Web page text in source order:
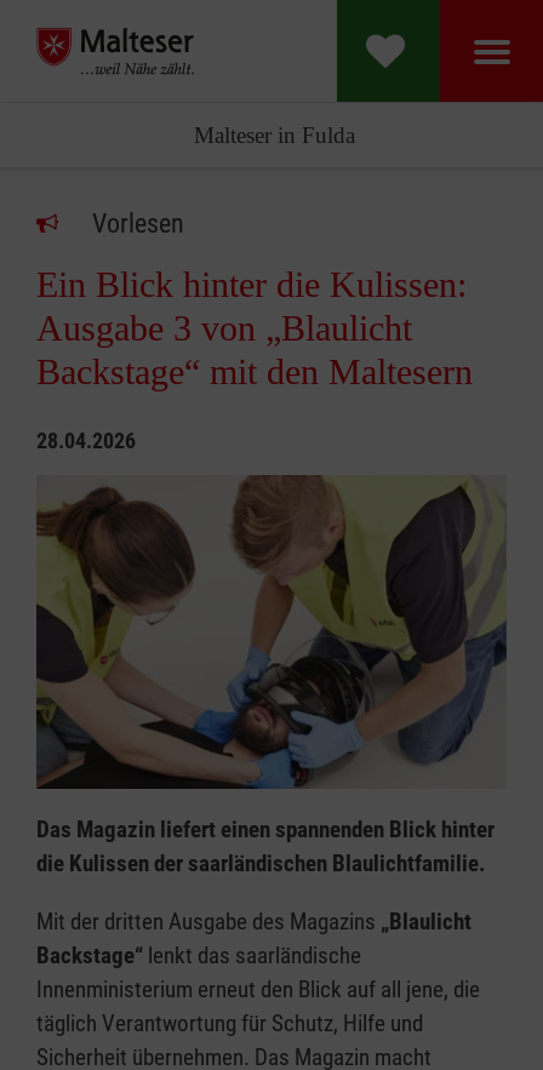
Malteser in Fulda
Vorlesen
Ein Blick hinter die Kulissen:
Ausgabe 3 von „Blaulicht
Backstage“ mit den Maltesern
28.04.2026
Das Magazin liefert einen spannenden Blick hinter
die Kulissen der saarländischen Blaulichtfamilie.
Mit der dritten Ausgabe des Magazins „Blaulicht
Backstage“ lenkt das saarländische
Innenministerium erneut den Blick auf all jene, die
täglich Verantwortung für Schutz, Hilfe und
Sicherheit übernehmen. Das Magazin macht